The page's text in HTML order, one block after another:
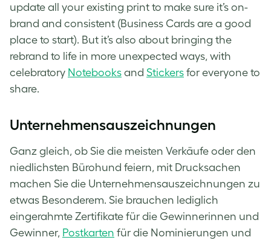
update all your existing print to make sure it’s on-
brand and consistent (Business Cards are a good
place to start). But it’s also about bringing the
rebrand to life in more unexpected ways, with
celebratory Notebooks and Stickers for everyone to
share.
Unternehmensauszeichnungen
Ganz gleich, ob Sie die meisten Verkäufe oder den
niedlichsten Bürohund feiern, mit Drucksachen
machen Sie die Unternehmensauszeichnungen zu
etwas Besonderem. Sie brauchen lediglich
eingerahmte Zertifikate für die Gewinnerinnen und
Gewinner, Postkarten für die Nominierungen und